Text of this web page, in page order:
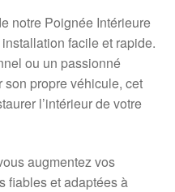
notre Poignée Intérieure
facile et rapide.
ou un passionné
son propre véhicule, cet
l’intérieur de votre
augmentez vos
fiables et adaptées à